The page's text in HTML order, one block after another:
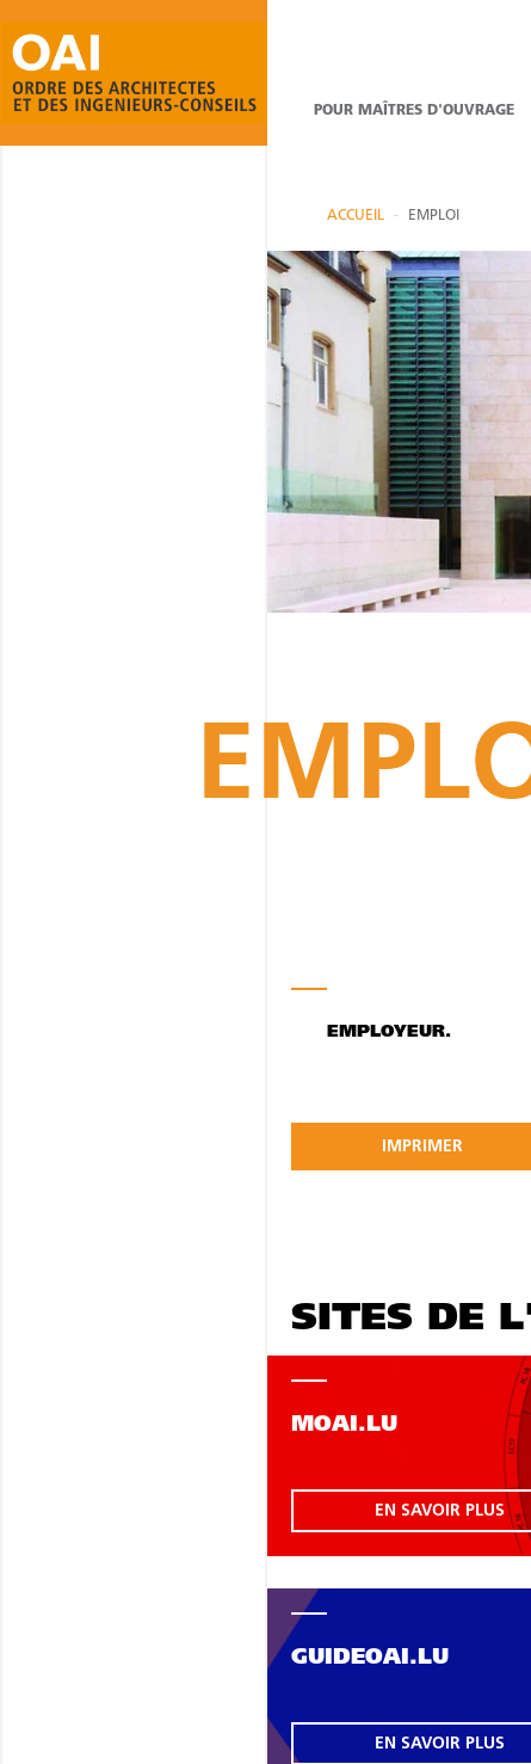
POUR MAÎTRES D'OUVRAGE
ACCUEIL EMPLOI
EMPLOYEUR.
IMPRIMER
SITES DE
MOAI.LU
EN SAVOIR PLUS
GUIDEOAI.LU
EN SAVOIR PLUS